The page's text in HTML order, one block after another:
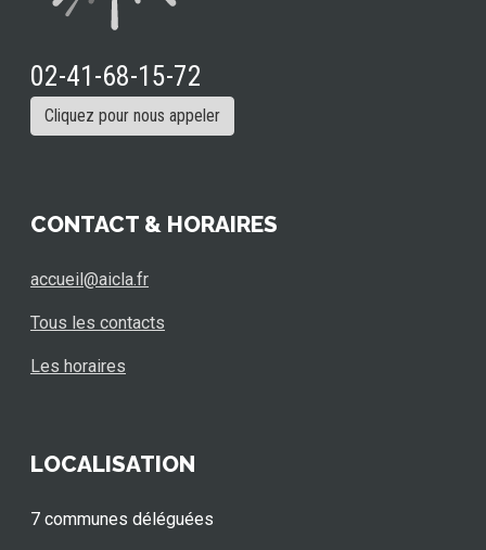
02-41-68-15-72
Cliquez pour nous appeler
CONTACT & HORAIRES
accueil@aicla.fr
Tous les contacts
Les horaires
LOCALISATION
7 communes déléguées